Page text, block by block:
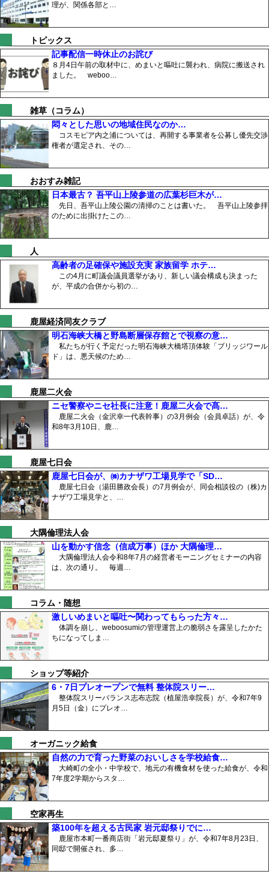
理が、関係各部と…
トピックス
記事配信一時休止のお詫び
８月4日午前の取材中に、めまいと嘔吐に襲われ、病院に搬送され
ました。 weboo…
雑草（コラム）
悶々とした思いの地域住民なのか…
コスモピア内之浦については、再開する事業者を公募し優先交渉
権者が選定され、その…
おおすみ雑記
日本最古？ 吾平山上陵参道の広葉杉巨木が…
先日、吾平山上陵公園の清掃のことは書いた。 吾平山上陵参拝
のために出掛けたこの…
人
高齢者の足確保や施設充実 家族留学 ホテ…
この4月に町議会議員選挙があり、新しい議会構成も決まった
が、平成の合併から初の…
鹿屋経済同友クラブ
明石海峡大橋と野島断層保存館とで視察の意…
私たちが行く予定だった明石海峡大橋塔頂体験「ブリッジワール
ド」は、悪天候のため…
鹿屋二火会
ニセ警察やニセ社長に注意！鹿屋二火会で髙…
鹿屋二火会（金沢幸一代表幹事）の3月例会（会員卓話）が、令
和8年3月10日、鹿…
鹿屋七日会
鹿屋七日会が、㈱カナザワ工場見学で「SD…
鹿屋七日会（湯田勝政会長）の7月例会が、同会相談役の（株)カ
ナザワ工場見学と、…
大隅倫理法人会
山を動かす信念（信成万事）ほか 大隅倫理…
大隅倫理法人会令和8年7月の経営者モーニングセミナーの内容
は、次の通り。 毎週…
コラム・随想
激しいめまいと嘔吐〜関わってもらった方々…
体調を崩し、weboosumiの管理運営上の脆弱さを露呈したかた
ちになってしま…
ショップ等紹介
6・7日プレオープンで無料 整体院スリー…
整体院スリーバランス志布志院（植屋浩幸院長）が、令和7年9
月5日（金）にプレオ…
オーガニック給食
自然の力で育った野菜のおいしさを学校給食…
大崎町の全小・中学校で、地元の有機食材を使った給食が、令和
7年度2学期からスタ…
空家再生
築100年を超える古民家 岩元邸祭りでに…
鹿屋市本町一番商店街「岩元邸夏祭り」が、令和7年8月23日、
同邸で開催され、多…